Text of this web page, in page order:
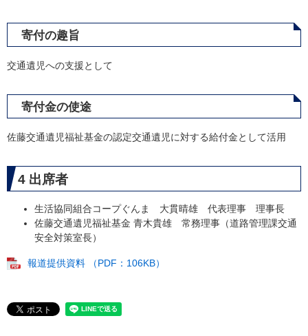
寄付の趣旨
交通遺児への支援として
寄付金の使途
佐藤交通遺児福祉基金の認定交通遺児に対する給付金として活用
4 出席者
生活協同組合コープぐんま 大貫晴雄 代表理事 理事長
佐藤交通遺児福祉基金 青木貴雄 常務理事（道路管理課交通
安全対策室長）
報道提供資料 （PDF：106KB）